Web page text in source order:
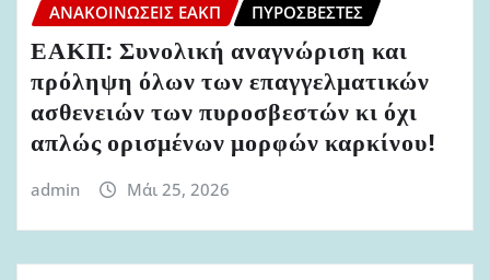
ΑΝΑΚΟΙΝΏΣΕΙΣ ΕΑΚΠ ΠΥΡΟΣΒΈΣΤΕΣ
ΕΑΚΠ: Συνολική αναγνώριση και
πρόληψη όλων των επαγγελματικών
ασθενειών των πυροσβεστών κι όχι
απλώς ορισμένων μορφών καρκίνου!
admin Μάι 25, 2026